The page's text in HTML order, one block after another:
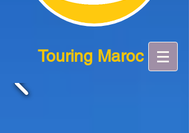
Touring Maroc